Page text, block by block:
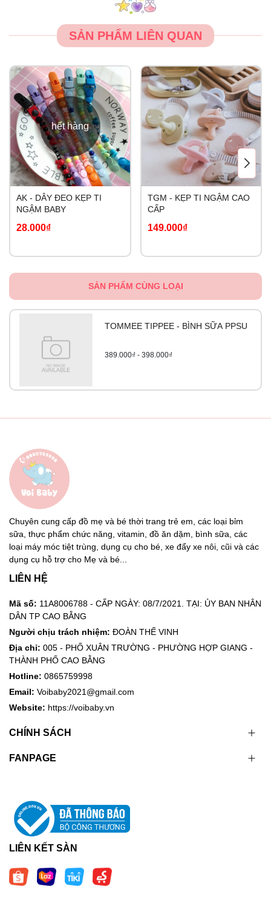
SẢN PHẨM LIÊN QUAN
hết hàng
AK - DÂY ĐEO KẸP TI
NGẬM BABY
28.000₫
TGM - KẸP TI NGẬM CAO
CẤP
149.000₫
SẢN PHẨM CÙNG LOẠI
TOMMEE TIPPEE - BÌNH SỮA PPSU
389.000₫ - 398.000₫
Chuyên cung cấp đồ mẹ và bé thời trang trẻ em, các loại bỉm
sữa, thực phẩm chức năng, vitamin, đồ ăn dặm, bình sữa, các
loại máy móc tiệt trùng, dụng cụ cho bé, xe đẩy xe nôi, cũi và các
dụng cụ hỗ trợ cho Mẹ và bé...
LIÊN HỆ
Mã số: 11A8006788 - CẤP NGÀY: 08/7/2021. TẠI: ỦY BAN NHÂN
DÂN TP CAO BẰNG
Người chịu trách nhiệm: ĐOÀN THẾ VINH
Địa chỉ: 005 - PHỐ XUÂN TRƯỜNG - PHƯỜNG HỢP GIANG -
THÀNH PHỐ CAO BẰNG
Hotline: 0865759998
Email: Voibaby2021@gmail.com
Website: https://voibaby.vn
CHÍNH SÁCH
FANPAGE
LIÊN KẾT SÀN